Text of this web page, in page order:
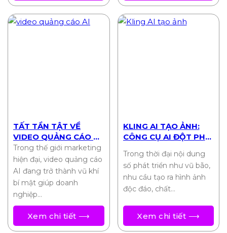
TẤT TẦN TẬT VỀ
VIDEO QUẢNG CÁO AI:
TỐI ƯU CHI PHÍ, TỐI
ĐA HIỆU QUẢ
Trong thế giới marketing
hiện đại, video quảng cáo
AI đang trở thành vũ khí
bí mật giúp doanh
nghiệp…
Xem chi tiết ⟶
KLING AI TẠO ẢNH:
CÔNG CỤ AI ĐỘT PHÁ
ẢNH 2025
Trong thời đại nội dung
số phát triển như vũ bão,
nhu cầu tạo ra hình ảnh
độc đáo, chất…
Xem chi tiết ⟶